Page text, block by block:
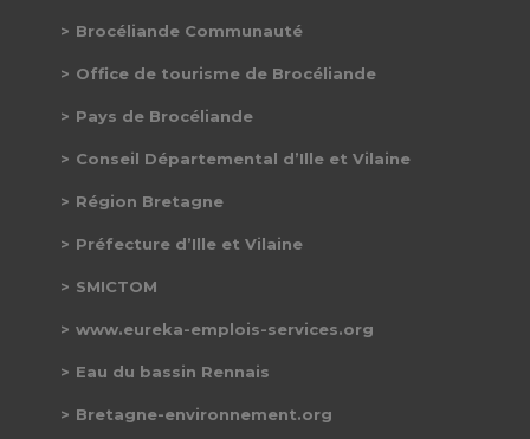
Brocéliande Communauté
Office de tourisme de Brocéliande
Pays de Brocéliande
Conseil Départemental d’Ille et Vilaine
Région Bretagne
Préfecture d’Ille et Vilaine
SMICTOM
www.eureka-emplois-services.org
Eau du bassin Rennais
Bretagne-environnement.org